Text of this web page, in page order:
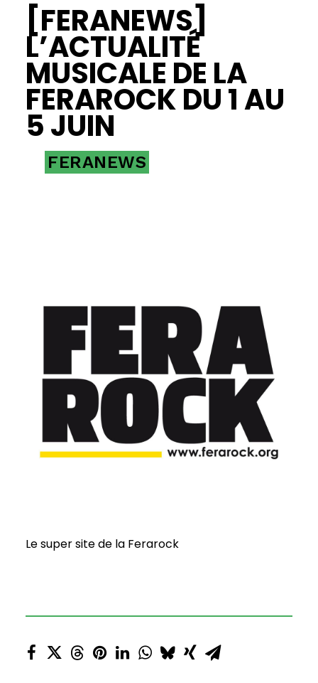
[FERANEWS]
L’ACTUALITÉ
MUSICALE DE LA
FERAROCK DU 1 AU
5 JUIN
FERANEWS
Le super site de la Ferarock